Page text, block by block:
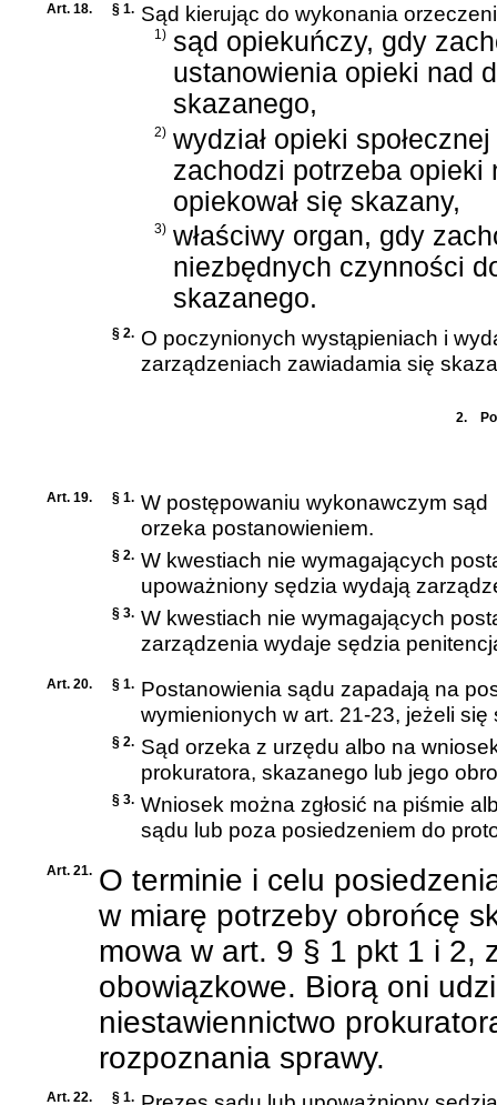
Art. 18. § 1. Sąd kierując do wykonania
1) sąd opiekuńczy, gdy
ustanowienia opieki nad
skazanego,
2) wydział opieki
zachodzi potrzeba opieki
opiekował się skazany,
3) właściwy organ, gdy
niezbędnych czynności
skazanego.
§ 2. O poczynionych wystąpieniach i
zarządzeniach zawiadamia się
2.
Art. 19. § 1. W postępowaniu wykonawczym sąd
orzeka postanowieniem.
§ 2. W kwestiach nie wymagających
upoważniony sędzia wydają
§ 3. W kwestiach nie wymagających
zarządzenia wydaje sędzia
Art. 20. § 1. Postanowienia sądu zapadają na
wymienionych w art. 21-23, jeżeli się
§ 2. Sąd orzeka z urzędu albo na
prokuratora, skazanego lub jego
§ 3. Wniosek można zgłosić na piśmie
sądu lub poza posiedzeniem do
Art. 21. O terminie i celu
w miarę potrzeby obrońcę
mowa w art. 9 § 1 pkt 1 i 2,
obowiązkowe. Biorą oni
niestawiennictwo
rozpoznania sprawy.
Art. 22. § 1.